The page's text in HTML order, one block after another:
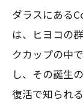
ダラスにある
は、ヒヨコの
クカップの中
し、その誕生
復活で知られ